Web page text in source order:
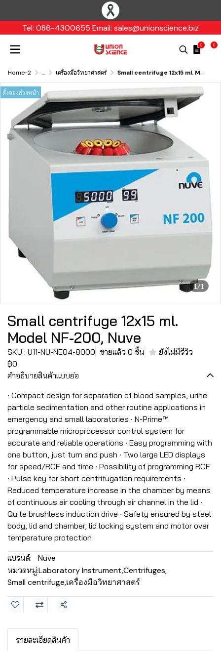
Tel: 086-4300655 Email: sales@unionscience.biz
0 0
Home-2 ... เครื่องมือวิทยาศาสตร์ Small centrifuge 12x15 ml. Model NF-200, Nuve
1/1
สั่งจองล่วงหน้า
Small centrifuge 12x15 ml.
Model NF-200, Nuve
SKU : U11-NU-NE04-8000 ขายแล้ว 0 ชิ้น
ยังไม่มีรีวิว
฿0
คำอธิบายสินค้าแบบย่อ
∙ Compact design for separation of blood samples, urine
particle sedimentation and other routine applications in
emergency and small laboratories ∙ N-Prime™
programmable microprocessor control system for
accurate and reliable operations ∙ Easy programming with
one button, just turn and push ∙ Two large LED displays
for speed/RCF and time ∙ Possibility of programming RCF
∙ Pulse key for short centrifugation requirements ∙
Reduced temperature increase in the chamber by means
of continuous air cooling through air channel in the lid ∙
Quite brushless induction drive ∙ Safety ensured by steel
body, lid and chamber, lid locking system and motor over
temperature protection
แบรนด์: Nuve
หมวดหมู่:Laboratory Instrument,Centrifuges,
Small centrifuge,เครื่องมือวิทยาศาสตร์
แชร์
รายละเอียดสินค้า